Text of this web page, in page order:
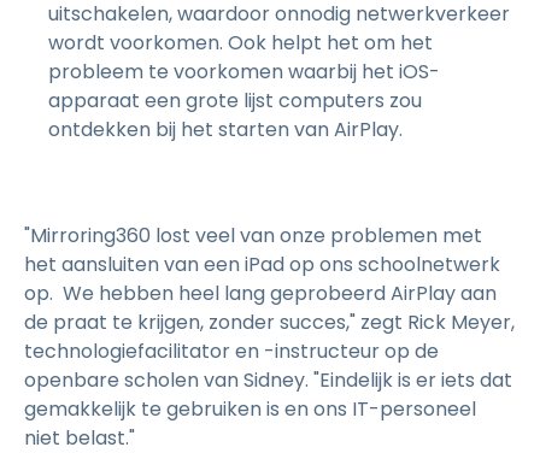
uitschakelen, waardoor onnodig netwerkverkeer
wordt voorkomen. Ook helpt het om het
probleem te voorkomen waarbij het iOS-
apparaat een grote lijst computers zou
ontdekken bij het starten van AirPlay.
"Mirroring360 lost veel van onze problemen met
het aansluiten van een iPad op ons schoolnetwerk
op. We hebben heel lang geprobeerd AirPlay aan
de praat te krijgen, zonder succes," zegt Rick Meyer,
technologiefacilitator en -instructeur op de
openbare scholen van Sidney. "Eindelijk is er iets dat
gemakkelijk te gebruiken is en ons IT-personeel
niet belast."